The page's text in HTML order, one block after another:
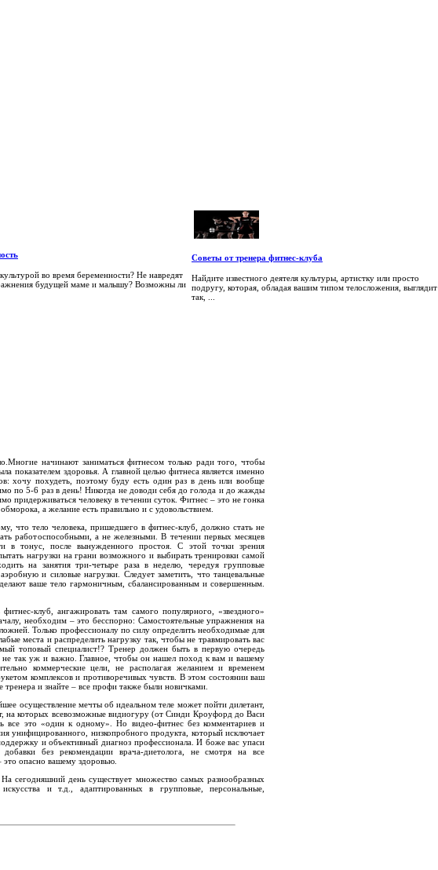
во время беременности? Не навредят
будущей маме и малышу? Возможны ли
Советы от тренера фитнес-клуба
Найдите известного деятеля культуры, артистку или просто
подругу, которая, обладая вашим типом телосложения, выглядит
так, ...
начинают заниматься фитнесом только ради того, чтобы
показателем здоровья. А главной целью фитнеса является именно
хочу похудеть, поэтому буду есть один раз в день или вообще
по 5-6 раз в день! Никогда не доводи себя до голода и до жажды
придерживаться человеку в течении суток. Фитнес – это не гонка
а желание есть правильно и с удовольствием.
что тело человека, пришедшего в фитнес-клуб, должно стать не
работоспособными, а не железными. В течении первых месяцев
в тонус, после вынужденного простоя. С этой точки зрения
нагрузки на грани возможного и выбирать тренировки самой
на занятия три-четыре раза в неделю, чередуя групповые
и силовые нагрузки. Следует заметить, что танцевальные
ваше тело гармоничным, сбалансированным и совершенным.
клуб, ангажировать там самого популярного, «звездного»
необходим – это бесспорно: Самостоятельные упражнения на
Только профессионалу по силу определить необходимые для
места и распределить нагрузку так, чтобы не травмировать вас
топовый специалист!? Тренер должен быть в первую очередь
так уж и важно. Главное, чтобы он нашел поход к вам и вашему
коммерческие цели, не располагая желанием и временем
комплексов и противоречивых чувств. В этом состоянии ваш
и знайте – все профи также были новичками.
осуществление мечты об идеальном теле может пойти дилетант,
на которых всевозможные видиогуру (от Синди Кроуфорд до Васи
все это «один к одному». Но видео-фитнес без комментариев и
унифицированного, низкопробного продукта, который исключает
и объективный диагноз профессионала. И боже вас упаси
без рекомендации врача-диетолога, не смотря на все
опасно вашему здоровью.
сегодняшний день существует множество самых разнообразных
и т.д., адаптированных в групповые, персональные,